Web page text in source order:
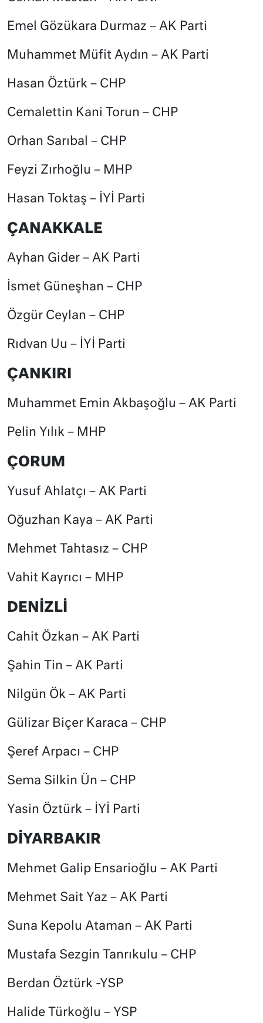
Emel Gözükara Durmaz – AK Parti
Muhammet Müfit Aydın – AK Parti
Hasan Öztürk – CHP
Cemalettin Kani Torun – CHP
Orhan Sarıbal – CHP
Feyzi Zırhoğlu – MHP
Hasan Toktaş – İYİ Parti
ÇANAKKALE
Ayhan Gider – AK Parti
İsmet Güneşhan – CHP
Özgür Ceylan – CHP
Rıdvan Uu – İYİ Parti
ÇANKIRI
Muhammet Emin Akbaşoğlu – AK Parti
Pelin Yılık – MHP
ÇORUM
Yusuf Ahlatçı – AK Parti
Oğuzhan Kaya – AK Parti
Mehmet Tahtasız – CHP
Vahit Kayrıcı – MHP
DENİZLİ
Cahit Özkan – AK Parti
Şahin Tin – AK Parti
Nilgün Ök – AK Parti
Gülizar Biçer Karaca – CHP
Şeref Arpacı – CHP
Sema Silkin Ün – CHP
Yasin Öztürk – İYİ Parti
DİYARBAKIR
Mehmet Galip Ensarioğlu – AK Parti
Mehmet Sait Yaz – AK Parti
Suna Kepolu Ataman – AK Parti
Mustafa Sezgin Tanrıkulu – CHP
Berdan Öztürk -YSP
Halide Türkoğlu – YSP